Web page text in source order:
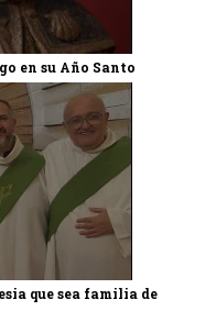
en su Año Santo
que sea familia de